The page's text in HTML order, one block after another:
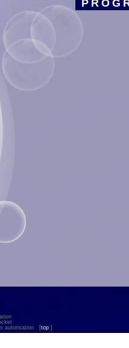
autorisation
[top ]